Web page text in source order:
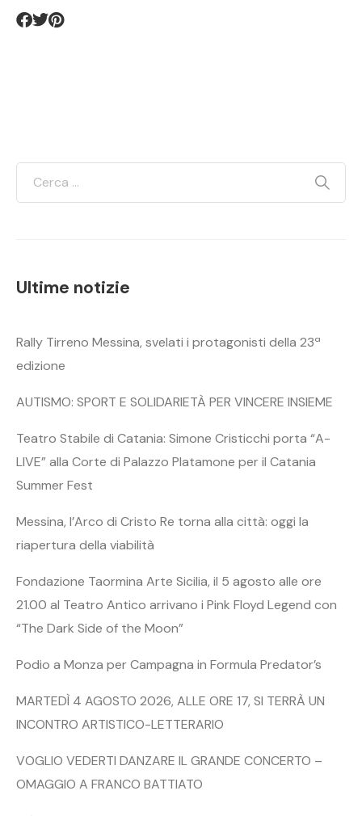
Ultime notizie
Rally Tirreno Messina, svelati i protagonisti della 23ª
edizione
AUTISMO: SPORT E SOLIDARIETÀ PER VINCERE INSIEME
Teatro Stabile di Catania: Simone Cristicchi porta “A-
LIVE” alla Corte di Palazzo Platamone per il Catania
Summer Fest
Messina, l’Arco di Cristo Re torna alla città: oggi la
riapertura della viabilità
Fondazione Taormina Arte Sicilia, il 5 agosto alle ore
21.00 al Teatro Antico arrivano i Pink Floyd Legend con
“The Dark Side of the Moon”
Podio a Monza per Campagna in Formula Predator’s
MARTEDÌ 4 AGOSTO 2026, ALLE ORE 17, SI TERRÀ UN
INCONTRO ARTISTICO-LETTERARIO
VOGLIO VEDERTI DANZARE IL GRANDE CONCERTO –
OMAGGIO A FRANCO BATTIATO